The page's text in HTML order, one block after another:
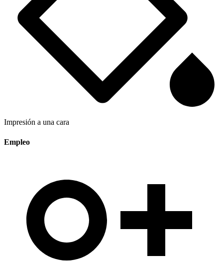
Impresión a una cara
Empleo